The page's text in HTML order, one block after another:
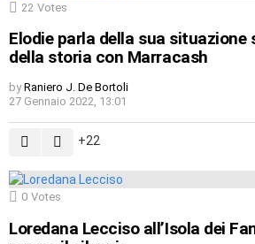
22 Votes
Elodie parla della sua situazione
della storia con Marracash
by Raniero J. De Bortoli
27 Gennaio 2022, 13:01
22
0 Votes
Loredana Lecciso all’Isola dei